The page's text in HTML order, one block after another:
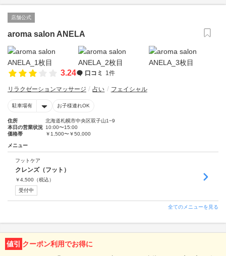
店舗公式
aroma salon ANELA
3.24 口コミ 1件
リラクゼーションマッサージ 占い フェイシャル
駐車場有 お子様連れOK
住所
北海道札幌市中央区双子山1−9
本日の営業状況 10:00〜15:00
価格帯
￥1,500〜￥50,000
メニュー
フットケア
クレンズ（フット）
￥4,500 （税込）
受付中
全てのメニューを見る
値引 クーポン利用でお得に